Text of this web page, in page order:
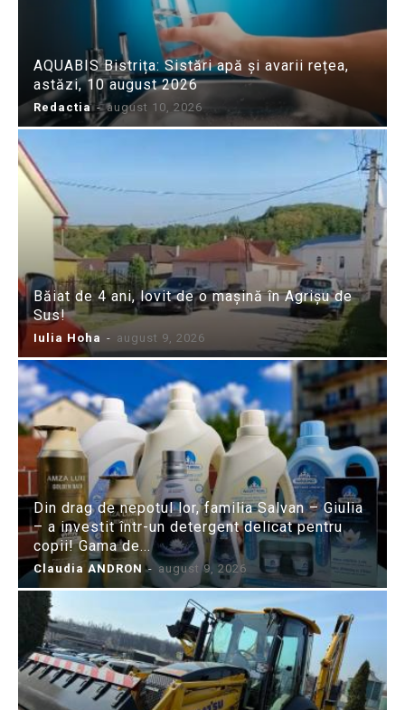
AQUABIS Bistrița: Sistări apă și avarii rețea,
astăzi, 10 august 2026
Redactia - august 10, 2026
Băiat de 4 ani, lovit de o mașină în Agrișu de
Sus!
Iulia Hoha - august 9, 2026
Din drag de nepotul lor, familia Salvan – Giulia
– a investit într-un detergent delicat pentru
copii! Gama de...
Claudia ANDRON - august 9, 2026